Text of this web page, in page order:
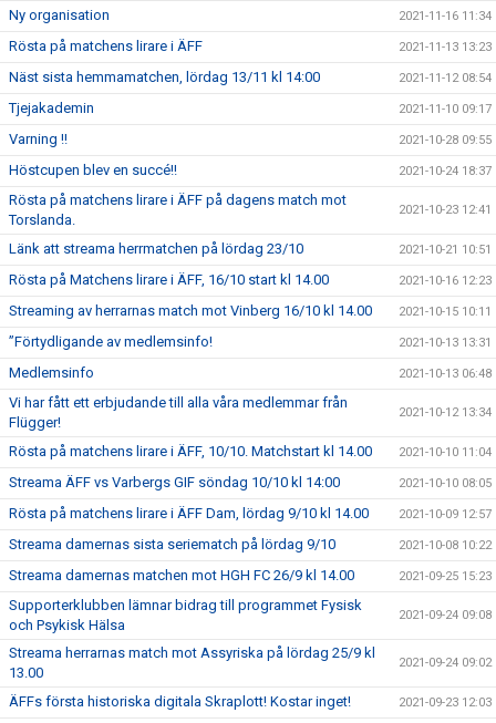
Ny organisation 2021-11-16 11:34
Rösta på matchens lirare i ÄFF 2021-11-13 13:23
Näst sista hemmamatchen, lördag 13/11 kl 14:00 2021-11-12 08:54
Tjejakademin 2021-11-10 09:17
Varning !! 2021-10-28 09:55
Höstcupen blev en succé!! 2021-10-24 18:37
Rösta på matchens lirare i ÄFF på dagens match mot
Torslanda.
2021-10-23 12:41
Länk att streama herrmatchen på lördag 23/10 2021-10-21 10:51
Rösta på Matchens lirare i ÄFF, 16/10 start kl 14.00 2021-10-16 12:23
Streaming av herrarnas match mot Vinberg 16/10 kl 14.00 2021-10-15 10:11
”Förtydligande av medlemsinfo! 2021-10-13 13:31
Medlemsinfo 2021-10-13 06:48
Vi har fått ett erbjudande till alla våra medlemmar från
Flügger!
2021-10-12 13:34
Rösta på matchens lirare i ÄFF, 10/10. Matchstart kl 14.00 2021-10-10 11:04
Streama ÄFF vs Varbergs GIF söndag 10/10 kl 14:00 2021-10-10 08:05
Rösta på matchens lirare i ÄFF Dam, lördag 9/10 kl 14.00 2021-10-09 12:57
Streama damernas sista seriematch på lördag 9/10 2021-10-08 10:22
Streama damernas matchen mot HGH FC 26/9 kl 14.00 2021-09-25 15:23
Supporterklubben lämnar bidrag till programmet Fysisk
och Psykisk Hälsa
2021-09-24 09:08
Streama herrarnas match mot Assyriska på lördag 25/9 kl
13.00
2021-09-24 09:02
ÄFFs första historiska digitala Skraplott! Kostar inget! 2021-09-23 12:03